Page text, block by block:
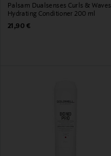
Palsam Dualsenses Curls & Waves
Hydrating Conditioner 200 ml
Original Price
21,90 €